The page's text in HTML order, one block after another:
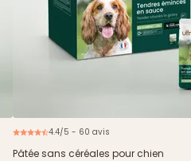
4.4/5 - 60 avis
Pâtée sans céréales pour chien